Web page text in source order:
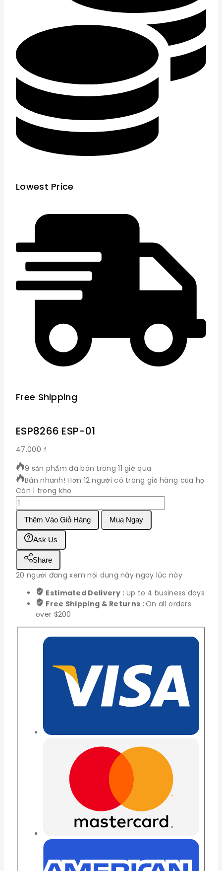
Lowest Price
Free Shipping
ESP8266 ESP-01
47.000 ₫
9 sản phẩm đã bán trong 11 giờ qua
Bán nhanh! Hơn 12 người có trong giỏ hàng của họ
Còn 1 trong kho
ESP8266
ESP-
số
lượng
Thêm Vào Giỏ Hàng Mua Ngay
Ask Us
Share
20 người đang xem nội dung này ngay lúc này
Estimated Delivery : Up to 4 business days
Free Shipping & Returns :On all orders
over $200